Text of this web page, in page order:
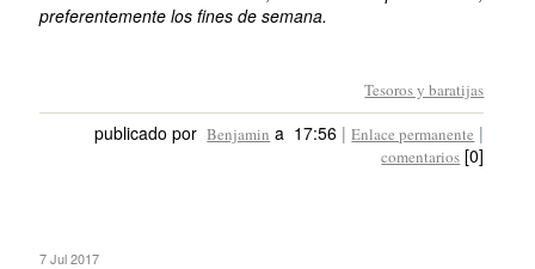
preferentemente los fines de semana.
Tesoros y baratijas
publicado por Benjamin a 17:56 |Enlace permanente |
comentarios [0]
7 Jul 2017